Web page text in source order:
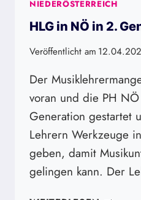
NIEDERÖSTERREICH
HLG in NÖ in 2.
Veröffentlicht am
Der
voran und die PH
Generation gestartet
Lehrern Werkzeuge
geben, damit
gelingen kann. Der